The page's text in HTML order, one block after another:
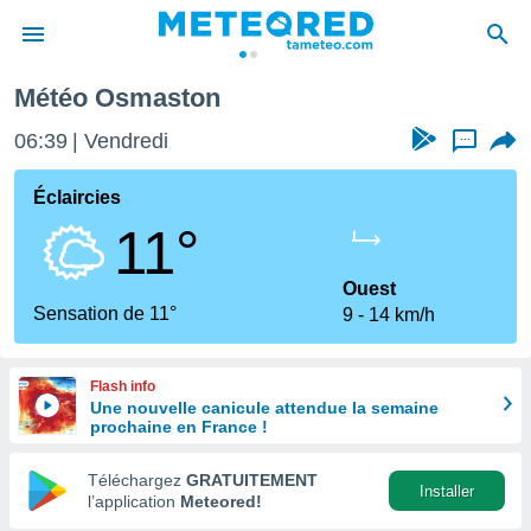
de
en
Météo Osmaston
06:39 Vendredi ...
Éclaircies
11°
Sensation de 11°
Ouest
9
14 km/h
Flash info
Une nouvelle canicule attendue la semaine
prochaine en France !
Téléchargez GRATUITEMENT
l’application Meteored!
Installer